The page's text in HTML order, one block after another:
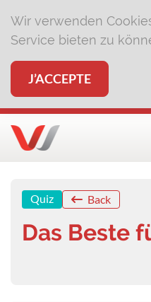
Wir verwenden
Service bieten zu
J’ACCEPTE
Quiz Back
Das Beste